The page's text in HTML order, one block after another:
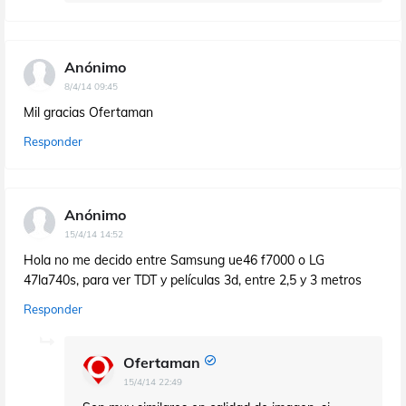
Anónimo
8/4/14 09:45
Mil gracias Ofertaman
Responder
Anónimo
15/4/14 14:52
Hola no me decido entre Samsung ue46 f7000 o LG
47la740s, para ver TDT y películas 3d, entre 2,5 y 3 metros
Responder
Ofertaman
15/4/14 22:49